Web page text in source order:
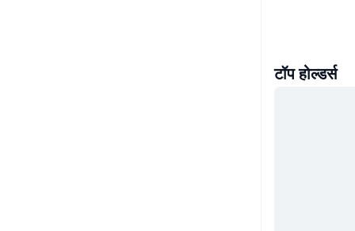
टॉप होल्डर्स